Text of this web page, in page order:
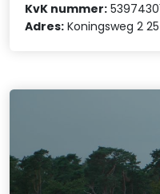
KvK nummer:
Adres: Koningsweg 2 25